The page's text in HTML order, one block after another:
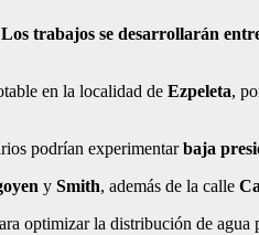
trabajos se desarrollarán
en la localidad de Ezpeleta,
podrían experimentarbaja
y Smith, además de la calle
optimizar la distribución de